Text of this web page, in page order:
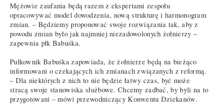
Mężowie zaufania będą razem z ekspertami zespołu
opracowywać model dowodzenia, nową strukturę i harmonogram
zmian. – Będziemy proponować swoje rozwiązania tak, aby z
powodu zmian było jak najmniej niezadowolonych żołnierzy –
zapewnia płk Babuśka.
Pułkownik Babuśka zapowiada, że żołnierze będą na bieżąco
informowani o czekających ich zmianach związanych z reformą.
– Dla niektórych z nich to nie będzie łatwy czas, być może
stracą swoje stanowiska służbowe. Chcemy zadbać, by byli na to
przygotowani – mówi przewodniczący Konwentu Dziekanów.